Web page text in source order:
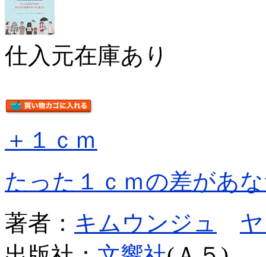
仕入元在庫あり
＋１ｃｍ
たった１ｃｍの差があ
著者： キムウンジュ